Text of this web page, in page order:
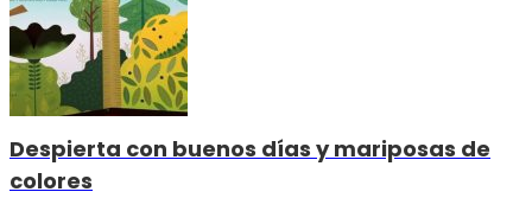
Despierta con buenos días y mariposas de
colores